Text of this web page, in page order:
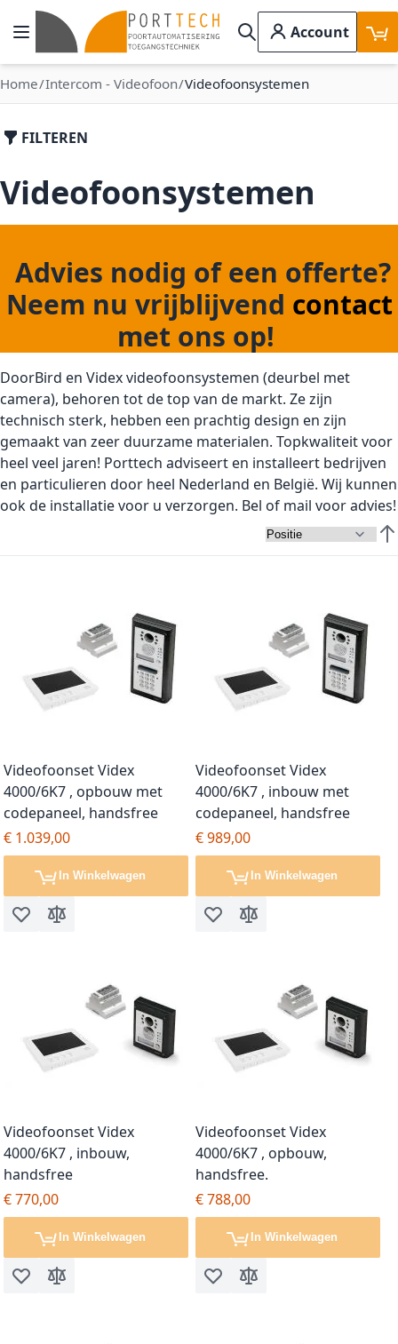
Ga naar de inhoud
Toggle Nav
Search
Account
Home Intercom - Videofoon Videofoonsystemen
FILTEREN
Videofoonsystemen
Advies nodig of een offerte?
Neem nu vrijblijvend contact
met ons op!
DoorBird en Videx videofoonsystemen (deurbel met
camera), behoren tot de top van de markt. Ze zijn
technisch sterk, hebben een prachtig design en zijn
gemaakt van zeer duurzame materialen. Topkwaliteit voor
heel veel jaren! Porttech adviseert en installeert bedrijven
en particulieren door heel Nederland en België. Wij kunnen
ook de installatie voor u verzorgen. Bel of mail voor advies!
Videofoonset Videx
4000/6K7 , opbouw met
codepaneel, handsfree
€ 1.039,00
In Winkelwagen
Voeg toe aan verlanglijst
Toevoegen om te vergelijken
Videofoonset Videx
4000/6K7 , inbouw met
codepaneel, handsfree
€ 989,00
In Winkelwagen
Voeg toe aan verlanglijst
Toevoegen om te
Videofoonset Videx
4000/6K7 , inbouw,
handsfree
€ 770,00
In Winkelwagen
Voeg toe aan verlanglijst
Toevoegen om te vergelijken
Videofoonset Videx
4000/6K7 , opbouw,
handsfree.
€ 788,00
In Winkelwagen
Voeg toe aan verlanglijst
Toevoegen om te